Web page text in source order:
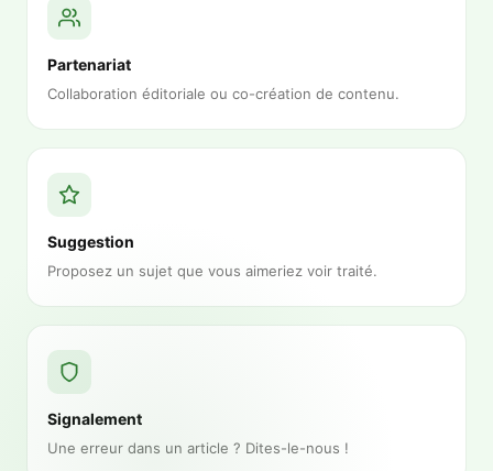
Partenariat
Collaboration éditoriale ou co-création de contenu.
Suggestion
Proposez un sujet que vous aimeriez voir traité.
Signalement
Une erreur dans un article ? Dites-le-nous !